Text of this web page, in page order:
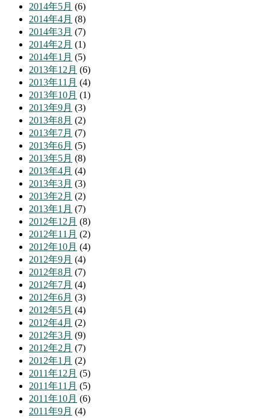
2014年5月 (6)
2014年4月 (8)
2014年3月 (7)
2014年2月 (1)
2014年1月 (5)
2013年12月 (6)
2013年11月 (4)
2013年10月 (1)
2013年9月 (3)
2013年8月 (2)
2013年7月 (7)
2013年6月 (5)
2013年5月 (8)
2013年4月 (4)
2013年3月 (3)
2013年2月 (2)
2013年1月 (7)
2012年12月 (8)
2012年11月 (2)
2012年10月 (4)
2012年9月 (4)
2012年8月 (7)
2012年7月 (4)
2012年6月 (3)
2012年5月 (4)
2012年4月 (2)
2012年3月 (9)
2012年2月 (7)
2012年1月 (2)
2011年12月 (5)
2011年11月 (5)
2011年10月 (6)
2011年9月 (4)